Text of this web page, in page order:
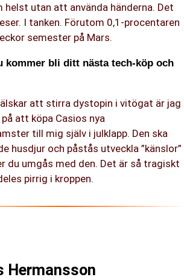
helst utan att använda händerna. Det
I tanken. Förutom 0,1-procentaren
semester på Mars.
kommer bli ditt nästa tech-köp och
att stirra dystopin i vitögat är jag
att köpa Casios nya
till mig själv i julklapp. Den ska
husdjur och påstås utveckla ”känslor”
du umgås med den. Det är så tragiskt
pirrig i kroppen.
Hermansson